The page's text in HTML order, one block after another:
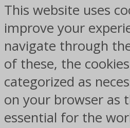
This website uses
improve your
navigate through
of these, the
categorized as
on your browser as
essential for the